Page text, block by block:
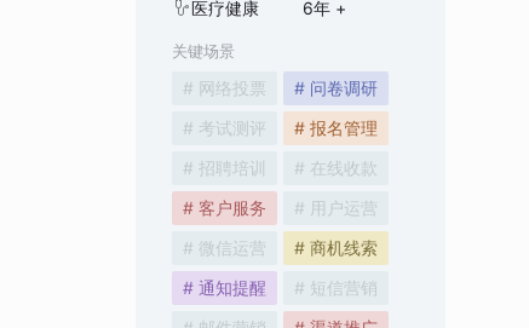
医疗健康 6年 +
关键场景
# 网络投票
# 问卷调研
# 考试测评
# 报名管理
# 招聘培训
# 在线收款
# 客户服务
# 用户运营
# 微信运营
# 商机线索
# 通知提醒
# 短信营销